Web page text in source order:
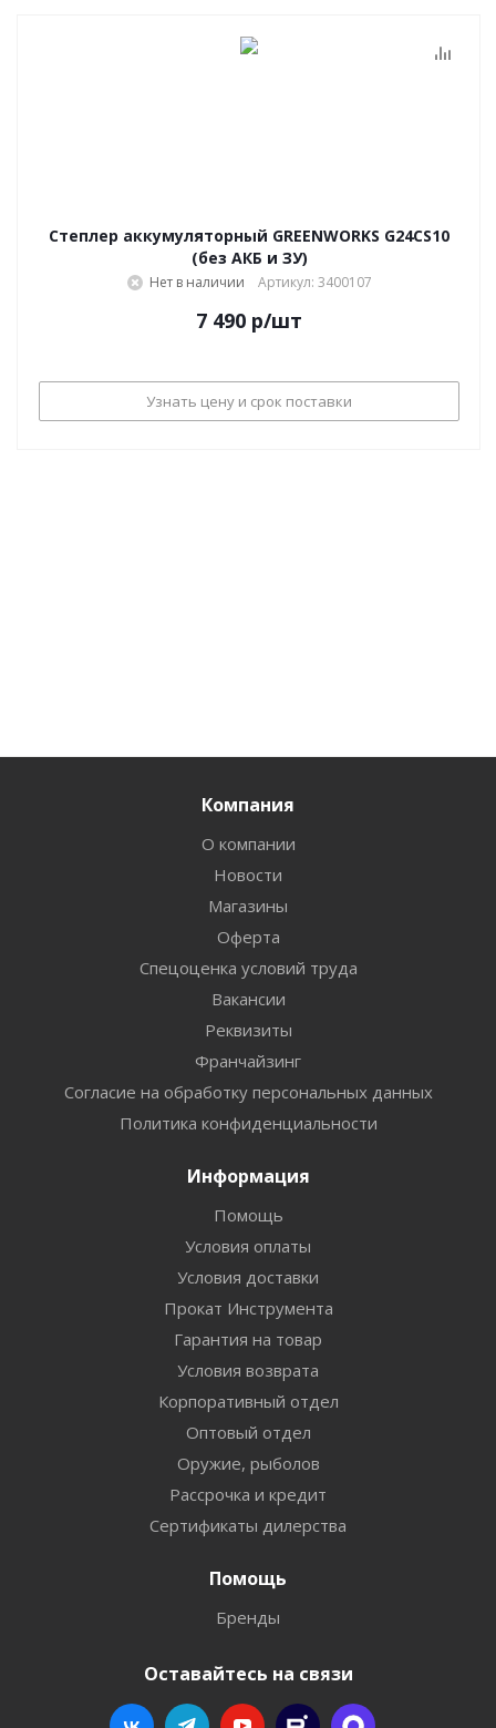
Степлер аккумуляторный GREENWORKS G24CS10
(без АКБ и ЗУ)
Нет в наличии Артикул: 3400107
7 490 р/шт
Узнать цену и срок поставки
Компания
О компании
Новости
Магазины
Оферта
Спецоценка условий труда
Вакансии
Реквизиты
Франчайзинг
Согласие на обработку персональных данных
Политика конфиденциальности
Информация
Помощь
Условия оплаты
Условия доставки
Прокат Инструмента
Гарантия на товар
Условия возврата
Корпоративный отдел
Оптовый отдел
Оружие, рыболов
Рассрочка и кредит
Сертификаты дилерства
Помощь
Бренды
Оставайтесь на связи